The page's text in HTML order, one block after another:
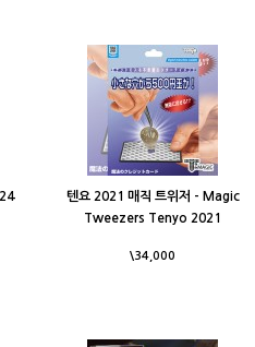
텐요 2021 매직 트위저 - Magic
Tweezers Tenyo 2021
\34,000